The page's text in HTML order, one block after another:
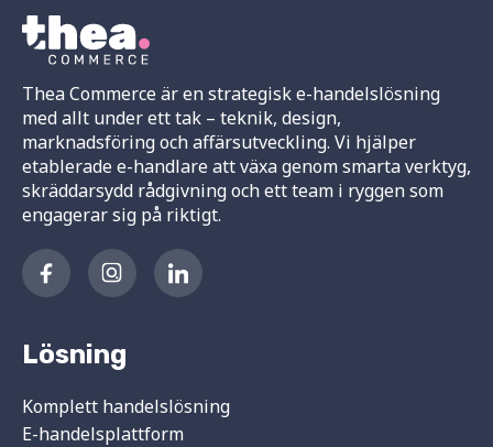
Thea Commerce är en strategisk e-handelslösning
med allt under ett tak – teknik, design,
marknadsföring och affärsutveckling. Vi hjälper
etablerade e-handlare att växa genom smarta verktyg,
skräddarsydd rådgivning och ett team i ryggen som
engagerar sig på riktigt.
Lösning
Komplett handelslösning
E-handelsplattform